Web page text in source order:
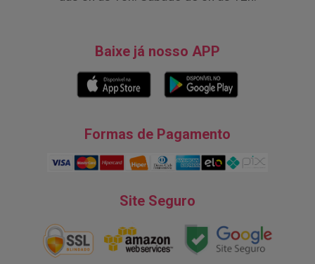
Baixe já nosso APP
Formas de Pagamento
Site Seguro